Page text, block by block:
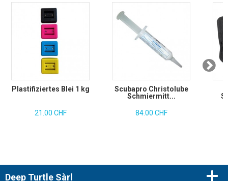
Plastifiziertes Blei 1 kg
21.00 CHF
Scubapro Christolube
Schmiermitt...
84.00 CHF
Deep Turtle Sàrl